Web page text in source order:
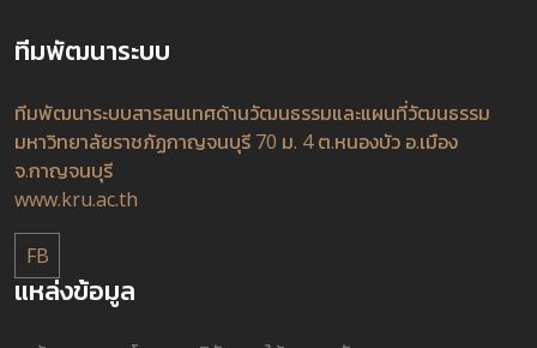
ทีมพัฒนาระบบ
ทีมพัฒนาระบบสารสนเทศด้านวัฒนธรรมและแผนที่วัฒนธรรม
มหาวิทยาลัยราชภัฏกาญจนบุรี 70 ม. 4 ต.หนองบัว อ.เมือง
จ.กาญจนบุรี
www.kru.ac.th
FB
แหล่งข้อมูล